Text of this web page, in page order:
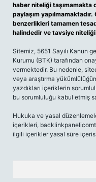
haber niteliği taşımamakta
paylaşım
benzerlikleri tamamen
halindedir ve tavsiye niteliği
Sitemiz, 5651 Sayılı Kanun
Kurumu (BTK) tarafından
vermektedir. Bu nedenle,
veya araştırma
yazdıkları içeriklerin
bu sorumluluğu kabul etmiş
Hukuka ve yasal
içerikleri,
ilgili içerikler yasal süre